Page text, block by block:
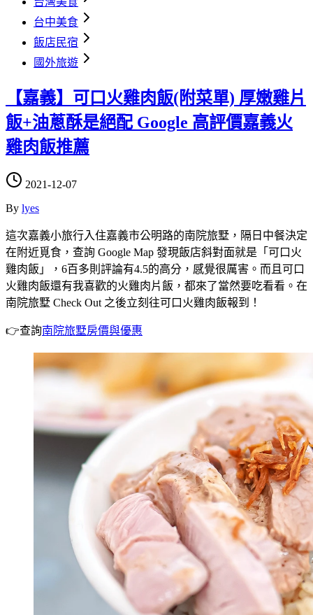
台中美食
飯店民宿
國外旅遊
【嘉義】可口火雞肉飯(附菜單) 厚嫩雞片
飯+油蔥酥是絕配 Google 高評價嘉義火
雞肉飯推薦
2021-12-07
By lyes
這次嘉義小旅行入住嘉義市公明路的南院旅墅，隔日中餐決定
在附近覓食，查詢 Google Map 發現飯店斜對面就是「可口火
雞肉飯」，6百多則評論有4.5的高分，感覺很厲害。而且可口
火雞肉飯還有我喜歡的火雞肉片飯，都來了當然要吃看看。在
南院旅墅 Check Out 之後立刻往可口火雞肉飯報到！
👉查詢南院旅墅房價與優惠